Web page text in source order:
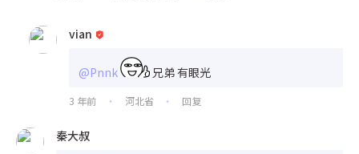
vian
@Pnnk 兄弟 有眼光
3 年前 • 河北省 • 回复
秦大叔